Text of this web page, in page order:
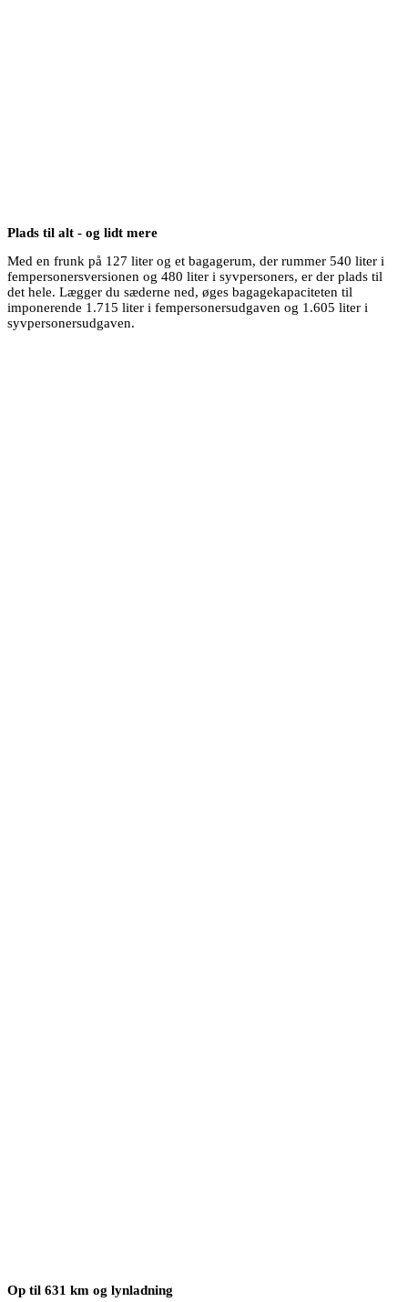
Plads til alt - og lidt mere
Med en frunk på 127 liter og et bagagerum, der rummer 540 liter i
fempersonersversionen og 480 liter i syvpersoners, er der plads til
det hele. Lægger du sæderne ned, øges bagagekapaciteten til
imponerende 1.715 liter i fempersonersudgaven og 1.605 liter i
syvpersonersudgaven.
Op til 631 km og lynladning